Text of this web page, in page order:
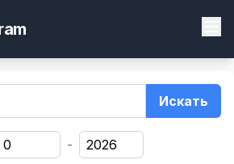
Искать
-